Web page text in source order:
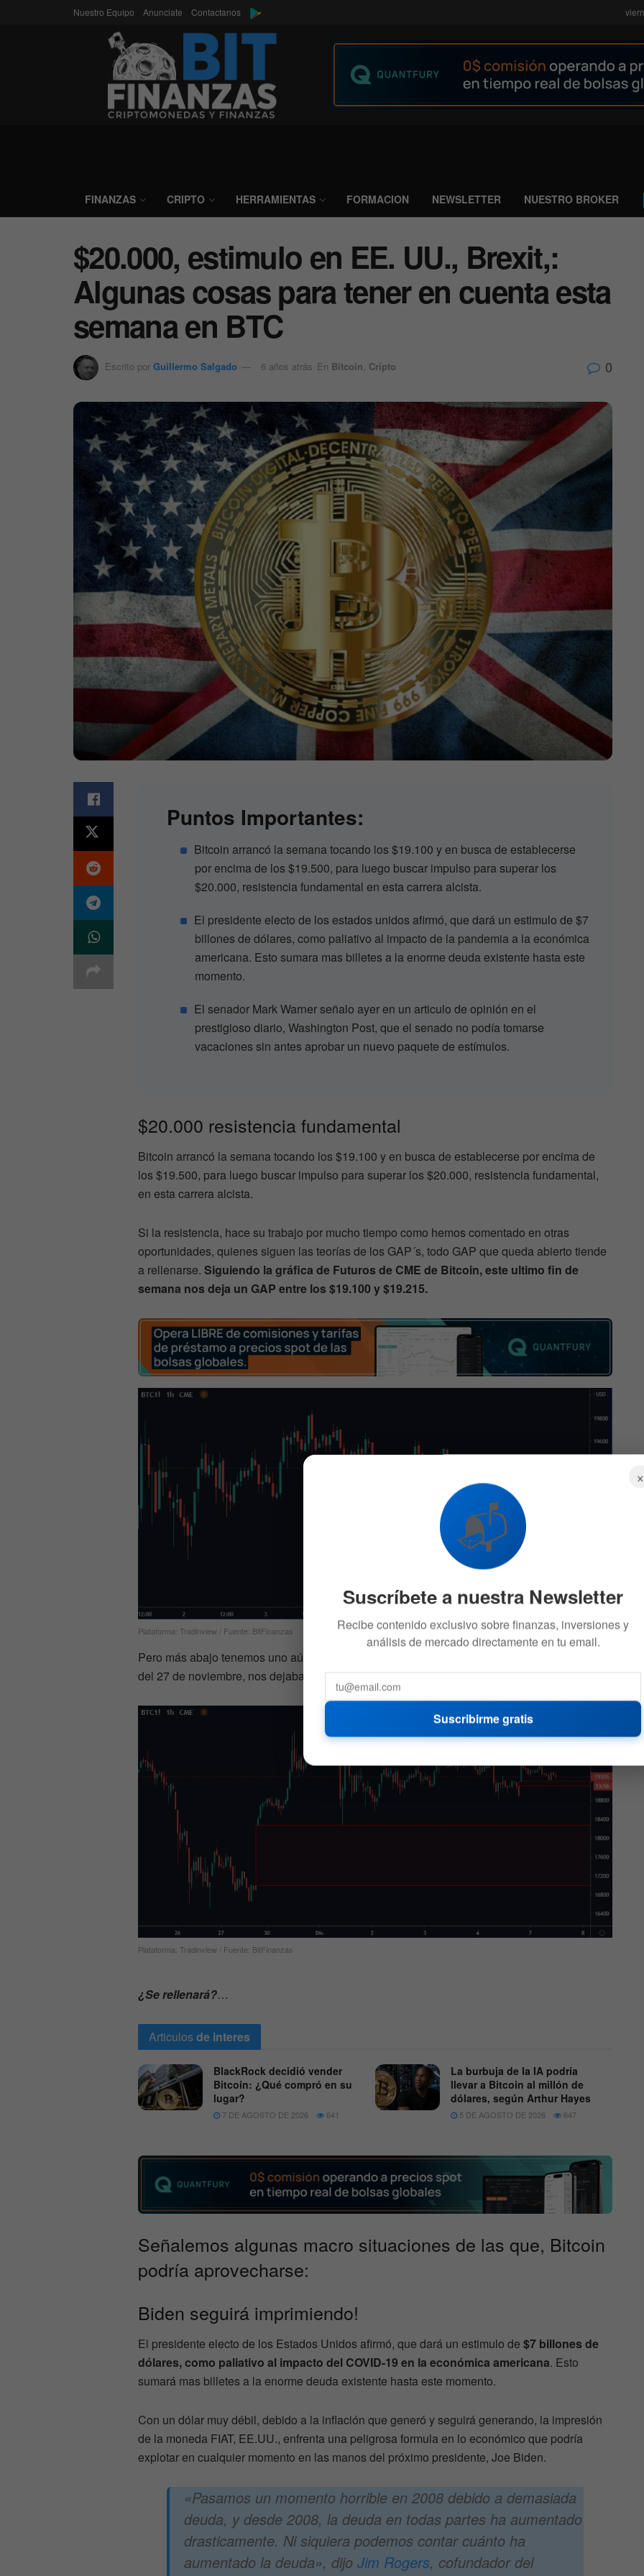
Nuestro Equipo Anunciate Contactanos
FINANZAS CRIPTO HERRAMIENTAS FORMACION NEWSLETTER NUESTRO BROKER
$20.000, estimulo en EE. UU., Brexit,:
Algunas cosas para tener en cuenta esta
semana en BTC
Escrito por Guillermo Salgado 6 años atrás En Bitcoin Cripto 0
Puntos Importantes:
Bitcoin arrancó la semana tocando los $19.100 y en busca de establecerse
por encima de los $19.500, para luego buscar impulso para superar los
$20.000, resistencia fundamental en esta carrera alcista.
El presidente electo de los estados unidos afirmó, que dará un estimulo de $7
billones de dólares, como paliativo al impacto de la pandemia a la económica
americana. Esto sumara mas billetes a la enorme deuda existente hasta este
momento.
El senador Mark Warner señalo ayer en un articulo de opinión en el
prestigioso diario, Washington Post, que el senado no podía tomarse
vacaciones sin antes aprobar un nuevo paquete de estímulos.
$20.000 resistencia fundamental
Bitcoin arrancó la semana tocando los $19.100 y en busca de establecerse por encima de
los $19.500, para luego buscar impulso para superar los $20.000, resistencia fundamental,
en esta carrera alcista.
Si la resistencia, hace su trabajo por mucho tiempo como hemos comentado en otras
oportunidades, quienes siguen las teorías de los GAP´s, todo GAP que queda abierto tiende
a rellenarse. Siguiendo la gráfica de Futuros de CME de Bitcoin, este ultimo fin de
semana nos deja un GAP entre los $19.100 y $19.215.
Plataforma: Tradinview / Fuente: BitFinanzas
Pero más abajo tenemos uno aún más grande que llega hasta los
del 27 de noviembre, nos dejaba un GAP muy grande detrás.
Plataforma: Tradinview / Fuente: BitFinanzas
¿Se rellenará?…
Articulosde interes
BlackRock decidió vender
Bitcoin: ¿Qué compró en su
lugar?
7 DE AGOSTO DE 2026 641
La burbuja de la IA podría
llevar a Bitcoin al millón de
dólares, según Arthur Hayes
5 DE AGOSTO DE 2026 647
Señalemos algunas macro situaciones de las que, Bitcoin
podría aprovecharse:
Biden seguirá imprimiendo!
El presidente electo de los Estados Unidos afirmó, que dará un estimulo de $7 billones de
dólares, como paliativo al impacto del COVID-19 en la económica americana. Esto
sumará mas billetes a la enorme deuda existente hasta este momento.
Con un dólar muy débil, debido a la inflación que generó y seguirá generando, la impresión
de la moneda FIAT, EE.UU., enfrenta una peligrosa formula en lo económico que podría
explotar en cualquier momento en las manos del próximo presidente, Joe Biden.
«Pasamos un momento horrible en 2008 debido a demasiada
deuda, y desde 2008, la deuda en todas partes ha aumentado
drasticamente. Ni siquiera podemos contar cuánto ha
aumentado la deuda», dijo Jim Rogers, cofundador del
×
📬
Suscríbete a nuestra Newsletter
Recibe contenido exclusivo sobre finanzas, inversiones y
análisis de mercado directamente en tu email.
Suscribirme gratis